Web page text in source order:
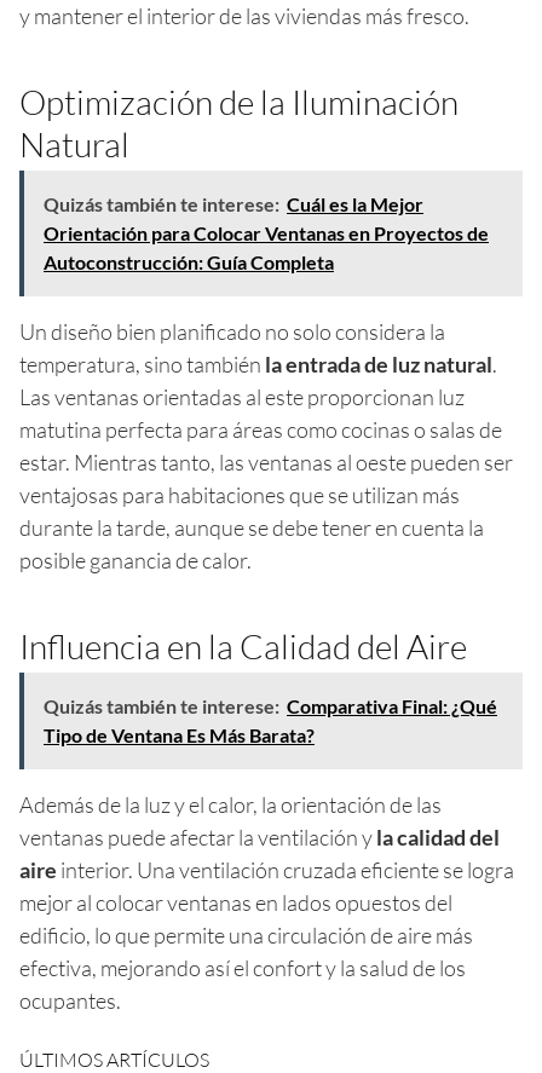
y mantener el interior de las viviendas más fresco.
Optimización de la Iluminación
Natural
Quizás también te interese: Cuál es la Mejor
Orientación para Colocar Ventanas en Proyectos de
Autoconstrucción: Guía Completa
Un diseño bien planificado no solo considera la
temperatura, sino también la entrada de luz natural.
Las ventanas orientadas al este proporcionan luz
matutina perfecta para áreas como cocinas o salas de
estar. Mientras tanto, las ventanas al oeste pueden ser
ventajosas para habitaciones que se utilizan más
durante la tarde, aunque se debe tener en cuenta la
posible ganancia de calor.
Influencia en la Calidad del Aire
Quizás también te interese: Comparativa Final: ¿Qué
Tipo de Ventana Es Más Barata?
Además de la luz y el calor, la orientación de las
ventanas puede afectar la ventilación yla calidad del
aire interior. Una ventilación cruzada eficiente se logra
mejor al colocar ventanas en lados opuestos del
edificio, lo que permite una circulación de aire más
efectiva, mejorando así el confort y la salud de los
ocupantes.
ÚLTIMOS ARTÍCULOS